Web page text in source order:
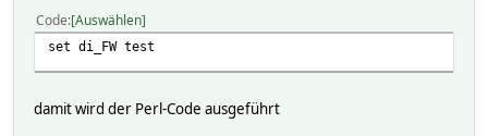
Code Auswählen
set di_FW test
damit wird der Perl-Code ausgeführt